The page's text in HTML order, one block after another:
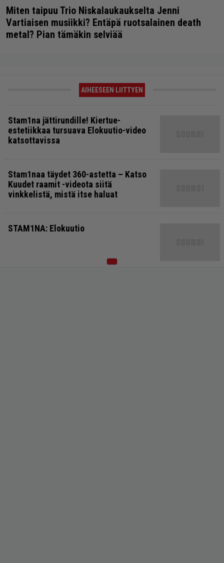
Miten taipuu Trio Niskalaukaukselta Jenni
Vartiaisen musiikki? Entäpä ruotsalainen death
metal? Pian tämäkin selviää
AIHEESEEN LIITTYEN
Stam1na jättirundille! Kiertue-
estetiikkaa tursuava Elokuutio-video
katsottavissa
Stam1naa täydet 360-astetta – Katso
Kuudet raamit -videota siitä
vinkkelistä, mistä itse haluat
STAM1NA: Elokuutio